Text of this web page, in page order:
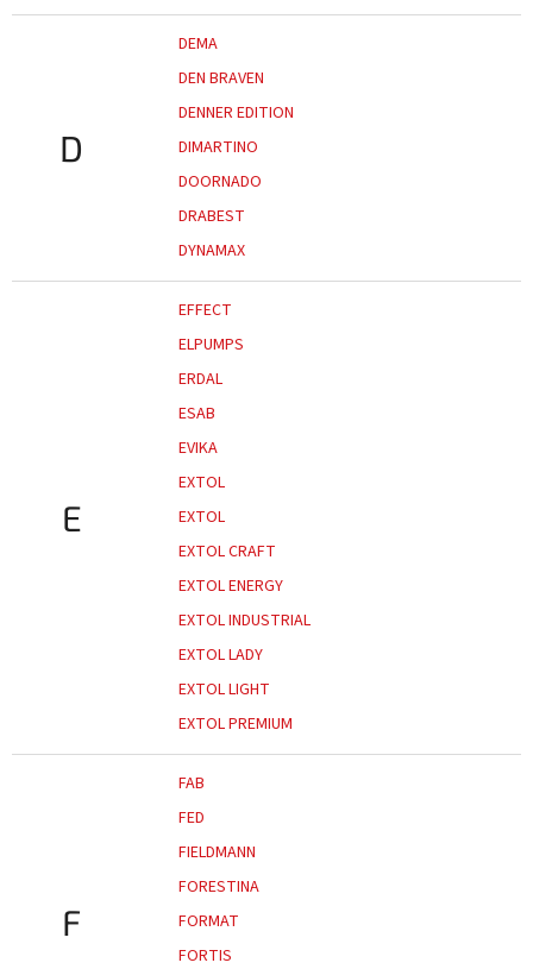
D
DEMA
DEN BRAVEN
DENNER EDITION
DIMARTINO
DOORNADO
DRABEST
DYNAMAX
E
EFFECT
ELPUMPS
ERDAL
ESAB
EVIKA
EXTOL
EXTOL
EXTOL CRAFT
EXTOL ENERGY
EXTOL INDUSTRIAL
EXTOL LADY
EXTOL LIGHT
EXTOL PREMIUM
F
FAB
FED
FIELDMANN
FORESTINA
FORMAT
FORTIS